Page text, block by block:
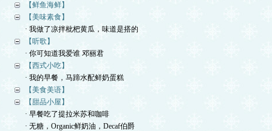
【鲜鱼海鲜】
【美味素食】
· 我做了凉拌枇杷黄瓜，味道是搭的
【听歌】
· 你可知道我爱谁 邓丽君
【西式小吃】
· 我的早餐，马蹄水配鲜奶蛋糕
【美食美语】
【甜品小屋】
· 早餐吃了提拉米苏和咖啡
· 无糖，Organic鲜奶油，Decaf伯爵